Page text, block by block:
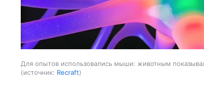
Для опытов использовались мыши: животным
источник: Recraft